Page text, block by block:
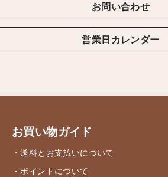
お問い合わせ
営業日カレンダー
お買い物ガイド
・送料とお支払いについて
・ポイントについて